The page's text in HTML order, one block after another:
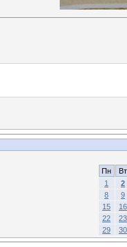
Пн
Вт
1
2
8
9
15
16
22
23
29
30